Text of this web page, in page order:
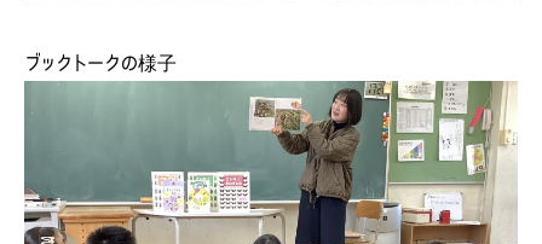
ブックトークの様子